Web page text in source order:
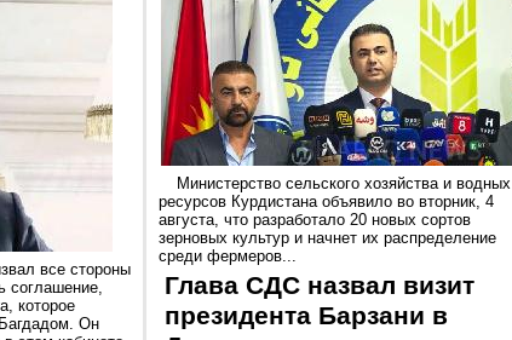
все стороны
соглашение,
которое
Он
Министерство сельского хозяйства и водных
ресурсов Курдистана объявило во вторник, 4
августа, что разработало 20 новых сортов
зерновых культур и начнет их распределение
среди фермеров...
Глава СДС назвал визит
президента Барзани в